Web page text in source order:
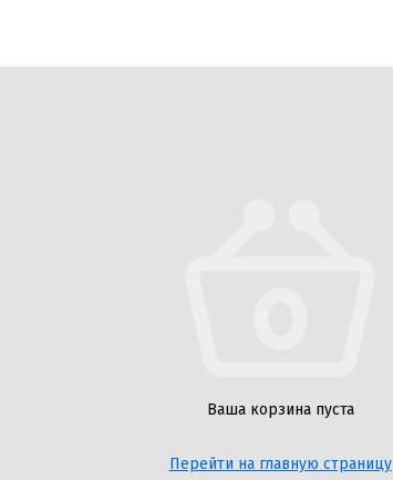
Ваша корзина пуста
Перейти на главную страницу